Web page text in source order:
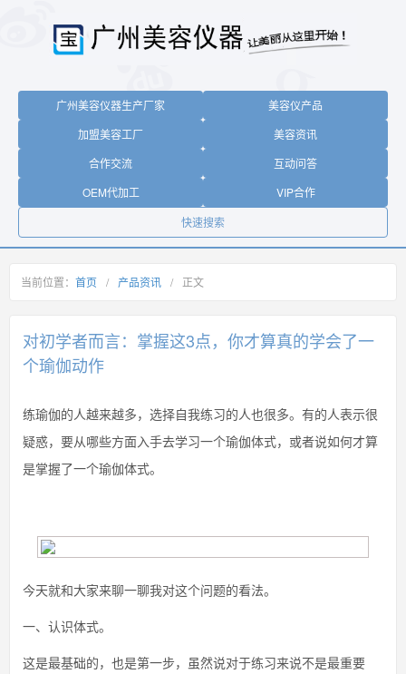
广州美容仪器生产厂家
美容仪产品
加盟美容工厂
美容资讯
合作交流
互动问答
OEM代加工
VIP合作
快速搜索
当前位置： 首页 / 产品资讯 / 正文
对初学者而言：掌握这3点，你才算真的学会了一
个瑜伽动作
练瑜伽的人越来越多，选择自我练习的人也很多。有的人表示很
疑惑，要从哪些方面入手去学习一个瑜伽体式，或者说如何才算
是掌握了一个瑜伽体式。
今天就和大家来聊一聊我对这个问题的看法。
一、认识体式。
这是最基础的，也是第一步，虽然说对于练习来说不是最重要